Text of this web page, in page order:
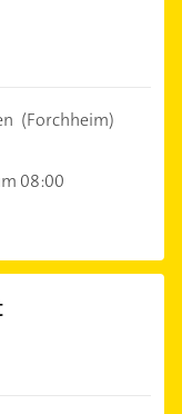
(Forchheim)
08:00